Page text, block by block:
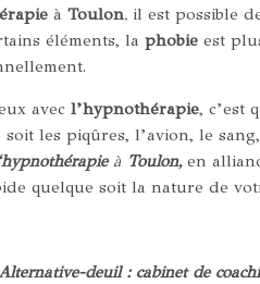
à Toulon, il est possible
éléments, la phobie est
avec l’hypnothérapie, c’est
soit les piqûres, l’avion, le
‘hypnothérapieà Toulon,en
quelque soit la nature de
deuil : cabinet de